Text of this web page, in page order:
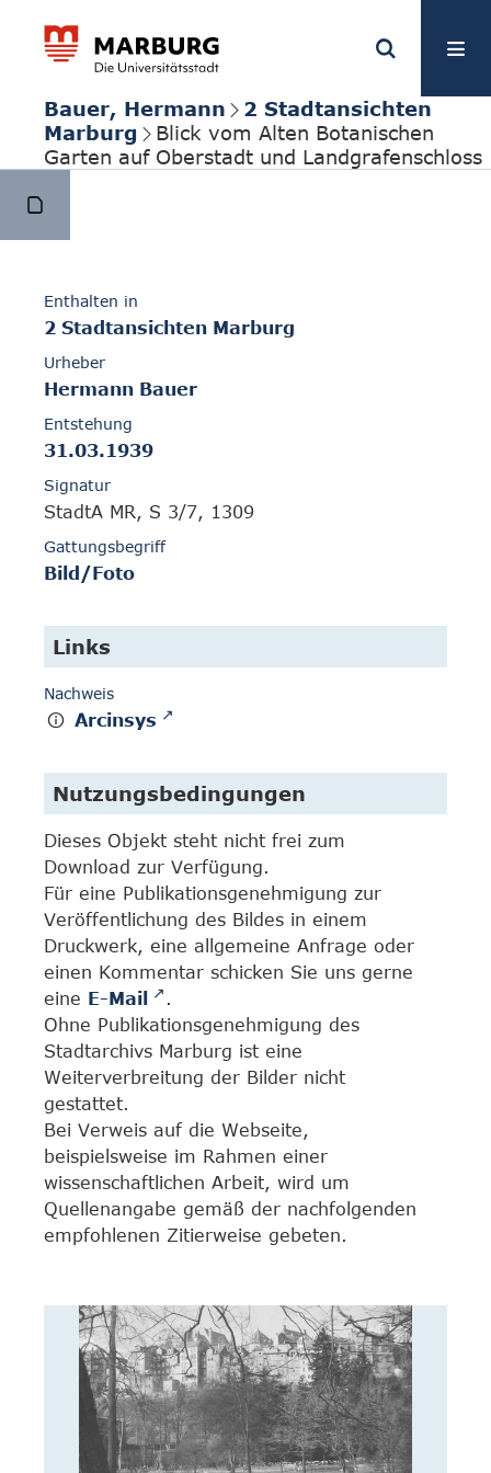
Bauer, Hermann
2 Stadtansichten
Marburg
Blick vom Alten Botanischen
Garten auf Oberstadt und Landgrafenschloss
Enthalten in
2 Stadtansichten Marburg
Urheber
Hermann Bauer
Entstehung
31.03.1939
Signatur
StadtA MR, S 3/7, 1309
Gattungsbegriff
Bild/Foto
Links
Nachweis
Arcinsys
Nutzungsbedingungen
Dieses Objekt steht nicht frei zum
Download zur Verfügung.
Für eine Publikationsgenehmigung zur
Veröffentlichung des Bildes in einem
Druckwerk, eine allgemeine Anfrage oder
einen Kommentar schicken Sie uns gerne
eine E-Mail
.
Ohne Publikationsgenehmigung des
Stadtarchivs Marburg ist eine
Weiterverbreitung der Bilder nicht
gestattet.
Bei Verweis auf die Webseite,
beispielsweise im Rahmen einer
wissenschaftlichen Arbeit, wird um
Quellenangabe gemäß der nachfolgenden
empfohlenen Zitierweise gebeten.